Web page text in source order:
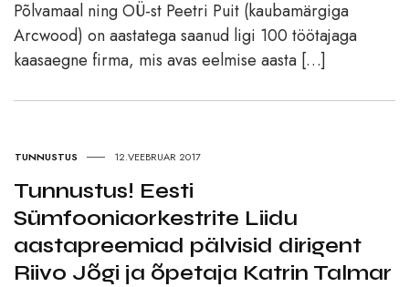
Põlvamaal ning OÜ-st Peetri Puit (kaubamärgiga
Arcwood) on aastatega saanud ligi 100 töötajaga
kaasaegne firma, mis avas eelmise aasta […]
TUNNUSTUS 12.VEEBRUAR 2017
Tunnustus! Eesti
Sümfooniaorkestrite Liidu
aastapreemiad pälvisid dirigent
Riivo Jõgi ja õpetaja Katrin Talmar